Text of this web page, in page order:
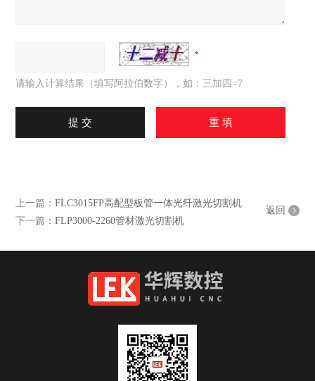
请输入计算结果（填写阿拉伯数字），如：三加四=7
上一篇：FLC3015FP高配型板管一体光纤激光切割机
下一篇：FLP3000-2260管材激光切割机
返回